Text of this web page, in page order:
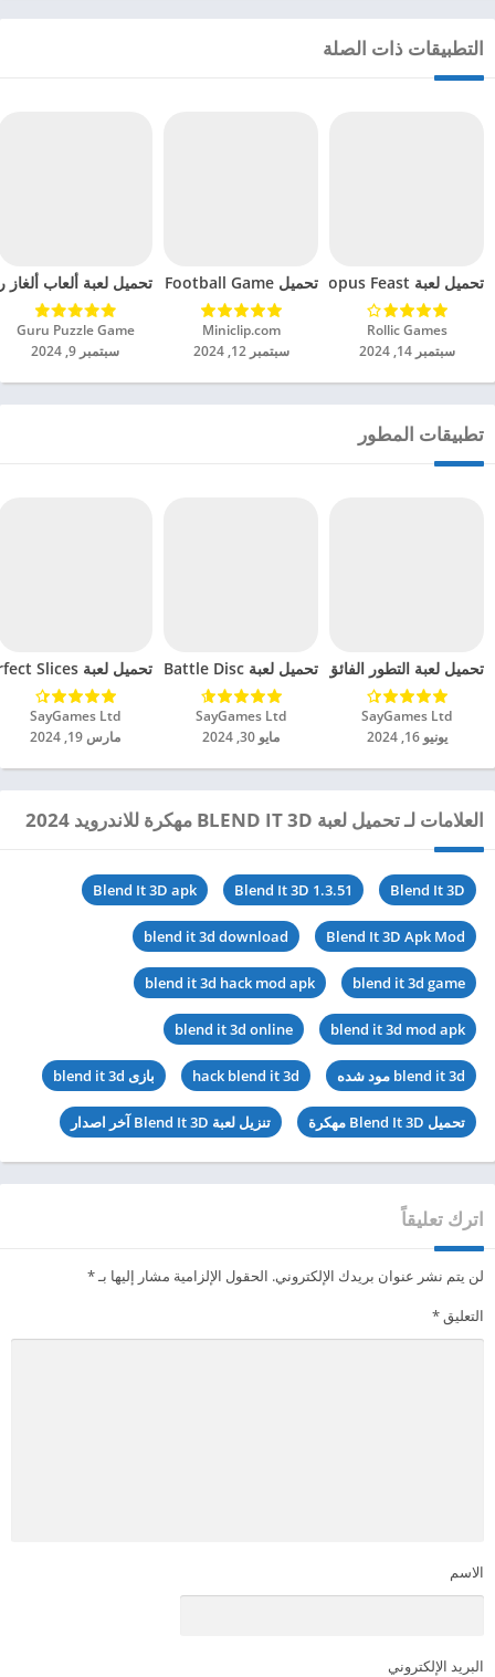
التطبيقات ذات الصلة
تحميل لعبة Octopus Feast مهكرة للاندرويد 2024
Rollic Games‏
سبتمبر 14, 2024
تحميل Soccer Hero PvP Football Game مهكرة للاندرويد 2024
Miniclip.com‏
سبتمبر 12, 2024
تحميل لعبة ألعاب ألغاز
Guru Puzzle Game‏
سبتمبر 9, 2024
تطبيقات المطور
تحميل لعبة التطور الفائق مهكرة للاندرويد 2024
SayGames Ltd‏
يونيو 16, 2024
تحميل لعبة Battle Disc مهكرة للاندرويد 2024
SayGames Ltd‏
مايو 30, 2024
تحميل لعبة Perfect Slices مهكرة للاندرويد 2024
SayGames Ltd‏
مارس 19, 2024
العلامات لـ تحميل لعبة BLEND IT 3D مهكرة للاندرويد 2024
Blend It 3D
Blend It 3D 1.3.51
Blend It 3D apk
Blend It 3D Apk Mod
blend it 3d download
blend it 3d game
blend it 3d hack mod apk
blend it 3d mod apk
blend it 3d online
blend it 3d مود شده hack blend it 3d بازی blend it 3d
تحميل Blend It 3D مهكرة تنزيل لعبة Blend It 3D آخر اصدار
اترك تعليقاً
لن يتم نشر عنوان بريدك الإلكتروني. الحقول الإلزامية مشار إليها بـ*
التعليق*
الاسم
البريد الإلكتروني